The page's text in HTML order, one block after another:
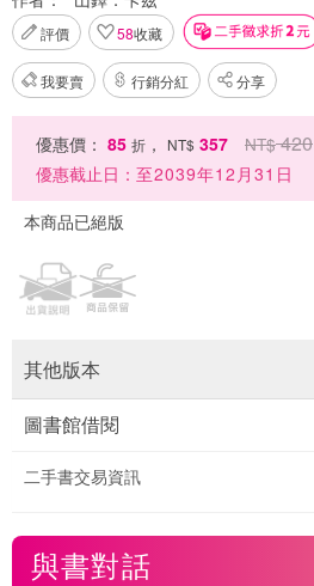
評價 58收藏
我要賣 行銷分紅 分享
優惠價： 85 折 ， NT$ 357 NT$ 420
優惠截止日： 至2039年12月31日
本商品已絕版
其他版本
圖書館借閱
二手書交易資訊
與書對話